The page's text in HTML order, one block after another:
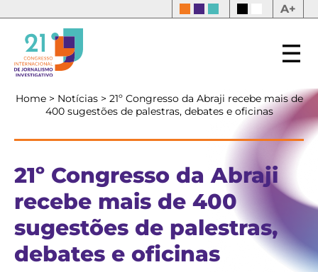
A+
Home > Notícias > 21º Congresso da Abraji recebe mais de
400 sugestões de palestras, debates e oficinas
21º Congresso da Abraji
recebe mais de 400
sugestões de palestras,
debates e oficinas